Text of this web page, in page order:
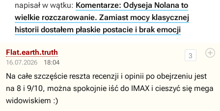
napisał w wątku: Komentarze: Odyseja Nolana to
wielkie rozczarowanie. Zamiast mocy klasycznej
historii dostałem płaskie postacie i brak emocji
16.07.2026 18:04
3
Flat.earth.truth
Na całe szczęście reszta recenzji i opinii po obejrzeniu jest
na 8 i 9/10, można spokojnie iść do IMAX i cieszyć się mega
widowiskiem :)